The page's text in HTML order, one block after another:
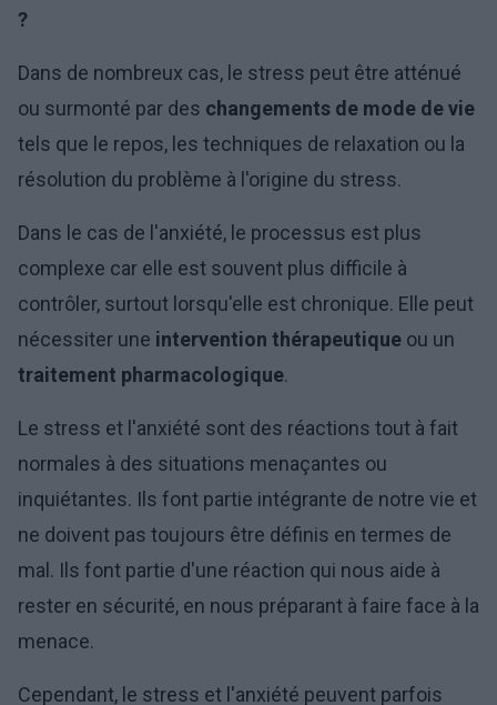
?
Dans de nombreux cas, le stress peut être atténué
ou surmonté par des changements de mode de vie
tels que le repos, les techniques de relaxation ou la
résolution du problème à l'origine du stress.
Dans le cas de l'anxiété, le processus est plus
complexe car elle est souvent plus difficile à
contrôler, surtout lorsqu'elle est chronique. Elle peut
nécessiter une intervention thérapeutique ou un
traitement pharmacologique.
Le stress et l'anxiété sont des réactions tout à fait
normales à des situations menaçantes ou
inquiétantes. Ils font partie intégrante de notre vie et
ne doivent pas toujours être définis en termes de
mal. Ils font partie d'une réaction qui nous aide à
rester en sécurité, en nous préparant à faire face à la
menace.
Cependant, le stress et l'anxiété peuvent parfois